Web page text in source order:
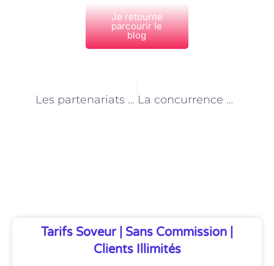
Je retourne
parcourir le
blog
Les partenariats entre les agences d’aide à domicile à Paris et les professionnels de santé La concurrence entre les agences de services d’aide à domicile à Paris
Tarifs Soveur | Sans Commission |
Clients Illimités